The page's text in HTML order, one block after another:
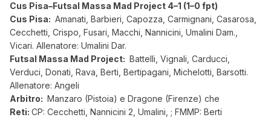
Cus Pisa–Futsal Massa Mad Project 4–1 (1–0 fpt)
Cus Pisa: Amanati, Barbieri, Capozza, Carmignani, Casarosa,
Cecchetti, Crispo, Fusari, Macchi, Nannicini, Umalini Dam.,
Vicari. Allenatore: Umalini Dar.
Futsal Massa Mad Project: Battelli, Vignali, Carducci,
Verduci, Donati, Rava, Berti, Bertipagani, Michelotti, Barsotti.
Allenatore: Angeli
Arbitro: Manzaro (Pistoia) e Dragone (Firenze) che
Reti: CP: Cecchetti, Nannicini 2, Umalini, ; FMMP: Berti